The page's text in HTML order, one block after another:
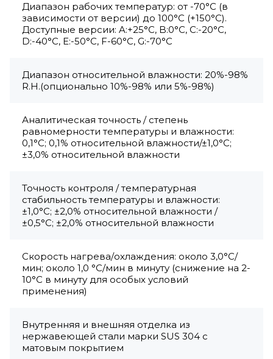
Диапазон рабочих температур: от -70°C (в
зависимости от версии) до 100°C (+150°C).
Доступные версии: A:+25°C, B:0°C, C:-20°C,
D:-40°C, E:-50°C, F-60°C, G:-70°C
Диапазон относительной влажности: 20%-98%
R.H.(опционально 10%-98% или 5%-98%)
Аналитическая точность / степень
равномерности температуры и влажности:
0,1°С; 0,1% относительной влажности/±1,0°C;
±3,0% относительной влажности
Точность контроля / температурная
стабильность температуры и влажности:
±1,0°С; ±2,0% относительной влажности /
±0,5°C; ±2,0% относительной влажности
Скорость нагрева/охлаждения: около 3,0°С/
мин; около 1,0 °C/мин в минуту (снижение на 2-
10°C в минуту для особых условий
применения)
Внутренняя и внешняя отделка из
нержавеющей стали марки SUS 304 с
матовым покрытием